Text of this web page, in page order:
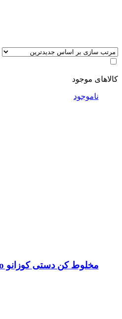
کالاهای موجود
ناموجود
مخلوط کن دستی کوزانو Kozano مدل HM9